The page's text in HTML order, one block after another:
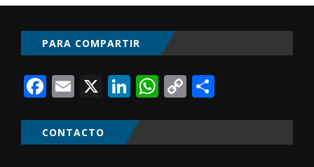
PARA COMPARTIR
Facebook
Email
X LinkedIn
WhatsApp
Copy
CONTACTO